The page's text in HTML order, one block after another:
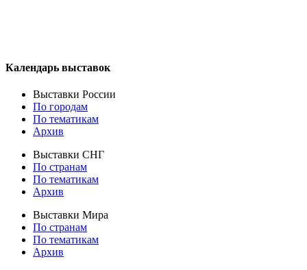
Календарь выставок
Выставки России
По городам
По тематикам
Архив
Выставки СНГ
По странам
По тематикам
Архив
Выставки Мира
По странам
По тематикам
Архив